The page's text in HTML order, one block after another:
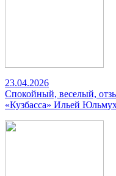
23.04.2026
Спокойный, веселый,
«Кузбасса» Ильей